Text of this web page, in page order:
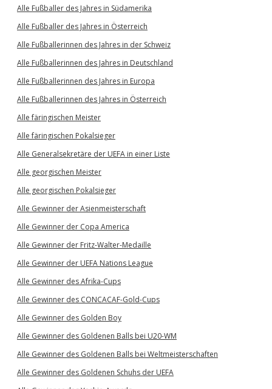
Alle Fußballer des Jahres in Südamerika
Alle Fußballer des Jahres in Österreich
Alle Fußballerinnen des Jahres in der Schweiz
Alle Fußballerinnen des Jahres in Deutschland
Alle Fußballerinnen des Jahres in Europa
Alle Fußballerinnen des Jahres in Österreich
Alle färingischen Meister
Alle färingischen Pokalsieger
Alle Generalsekretäre der UEFA in einer Liste
Alle georgischen Meister
Alle georgischen Pokalsieger
Alle Gewinner der Asienmeisterschaft
Alle Gewinner der Copa America
Alle Gewinner der Fritz-Walter-Medaille
Alle Gewinner der UEFA Nations League
Alle Gewinner des Afrika-Cups
Alle Gewinner des CONCACAF-Gold-Cups
Alle Gewinner des Golden Boy
Alle Gewinner des Goldenen Balls bei U20-WM
Alle Gewinner des Goldenen Balls bei Weltmeisterschaften
Alle Gewinner des Goldenen Schuhs der UEFA